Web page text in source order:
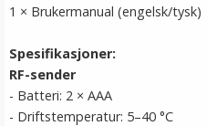
1 × Brukermanual (engelsk/tysk)
Spesifikasjoner:
RF-sender
- Batteri: 2 × AAA
- Driftstemperatur: 5–40 °C